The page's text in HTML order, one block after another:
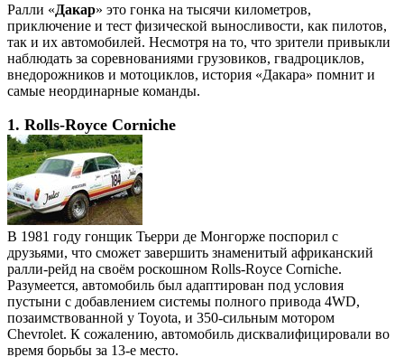
Ралли «Дакар» это гонка на тысячи километров,
приключение и тест физической выносливости, как пилотов,
так и их автомобилей. Несмотря на то, что зрители привыкли
наблюдать за соревнованиями грузовиков, гвадроциклов,
внедорожников и мотоциклов, история «Дакара» помнит и
самые неординарные команды.
1. Rolls-Royce Corniche
В 1981 году гонщик Тьерри де Монгорже поспорил с
друзьями, что сможет завершить знаменитый африканский
ралли-рейд на своём роскошном Rolls-Royce Corniche.
Разумеется, автомобиль был адаптирован под условия
пустыни с добавлением системы полного привода 4WD,
позаимствованной у Toyota, и 350-сильным мотором
Chevrolet. К сожалению, автомобиль дисквалифицировали во
время борьбы за 13-е место.